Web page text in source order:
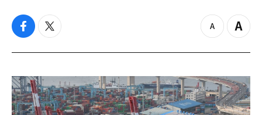
f
c
b
o
o
k
t
i
t
e
r
z
o
o
u
t
Z
o
i
n